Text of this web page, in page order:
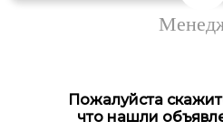
Пожалуйста
что нашли